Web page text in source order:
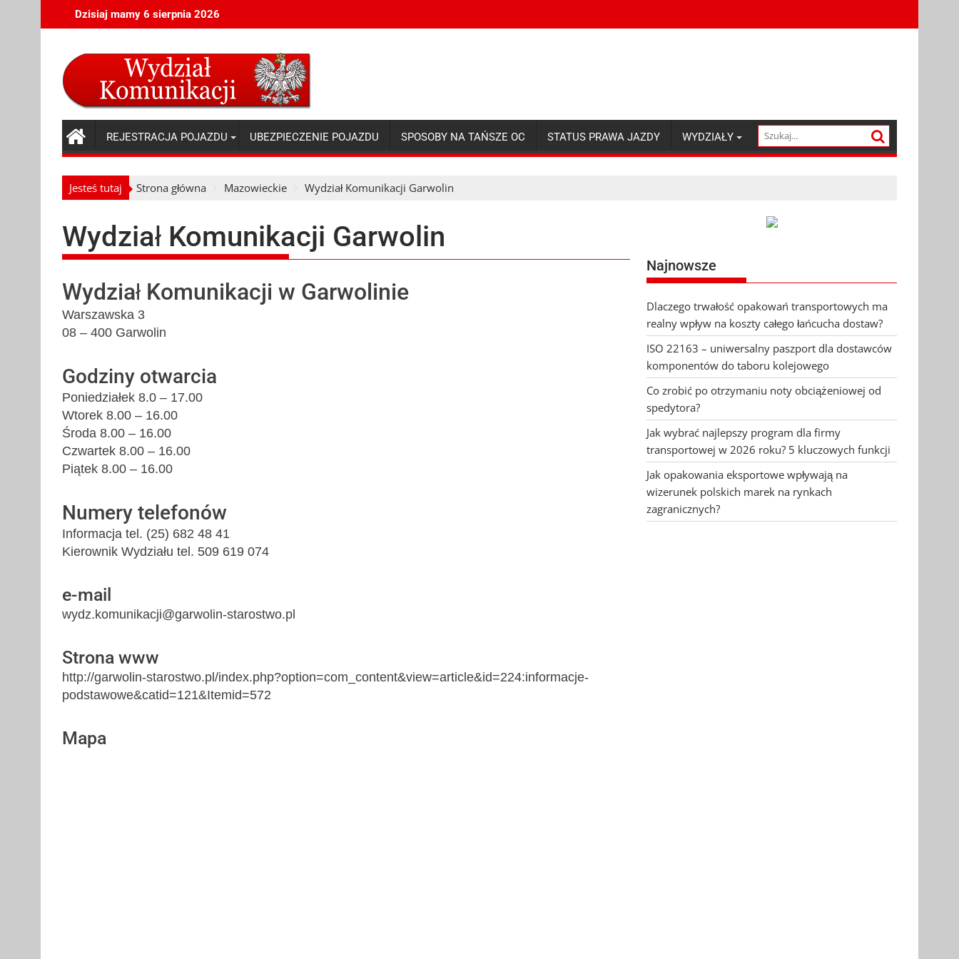
to
Dzisiaj mamy 6 sierpnia 2026
REJESTRACJA POJAZDU UBEZPIECZENIE POJAZDU SPOSOBY NA TAŃSZE OC STATUS PRAWA JAZDY WYDZIAŁY
Jesteś tutaj Strona główna Mazowieckie Wydział Komunikacji Garwolin
Wydział Komunikacji Garwolin
Wydział Komunikacji w Garwolinie
Warszawska 3
08 – 400 Garwolin
Godziny otwarcia
Poniedziałek 8.0 – 17.00
Wtorek 8.00 – 16.00
Środa 8.00 – 16.00
Czwartek 8.00 – 16.00
Piątek 8.00 – 16.00
Numery telefonów
Informacja tel. (25) 682 48 41
Kierownik Wydziału tel. 509 619 074
e-mail
wydz.komunikacji@garwolin-starostwo.pl
Strona www
http://garwolin-starostwo.pl/index.php?option=com_content&view=article&id=224:informacje-
podstawowe&catid=121&Itemid=572
Mapa
Najnowsze
Dlaczego trwałość opakowań transportowych ma
realny wpływ na koszty całego łańcucha dostaw?
ISO 22163 – uniwersalny paszport dla dostawców
komponentów do taboru kolejowego
Co zrobić po otrzymaniu noty obciążeniowej od
spedytora?
Jak wybrać najlepszy program dla firmy
transportowej w 2026 roku? 5 kluczowych funkcji
Jak opakowania eksportowe wpływają na
wizerunek polskich marek na rynkach
zagranicznych?